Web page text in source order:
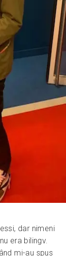
dar nimeni
era bilingv.
mi-au spus